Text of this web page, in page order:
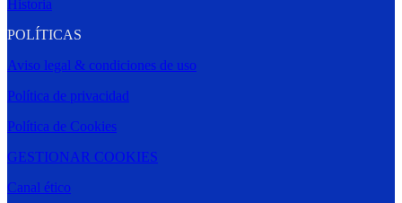
Historia
POLÍTICAS
Aviso legal & condiciones de uso
Política de privacidad
Política de Cookies
GESTIONAR COOKIES
Canal ético